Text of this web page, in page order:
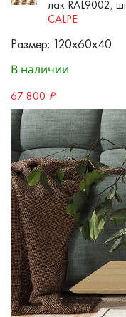
лак RAL9002,
CALPE
Размер: 120x60x40
В наличии
67 800 ₽